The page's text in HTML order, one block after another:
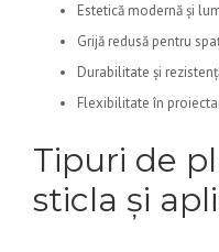
Estetică modernă și
Grijă redusă pentru
Durabilitate și
Flexibilitate în
Tipuri de
sticla și